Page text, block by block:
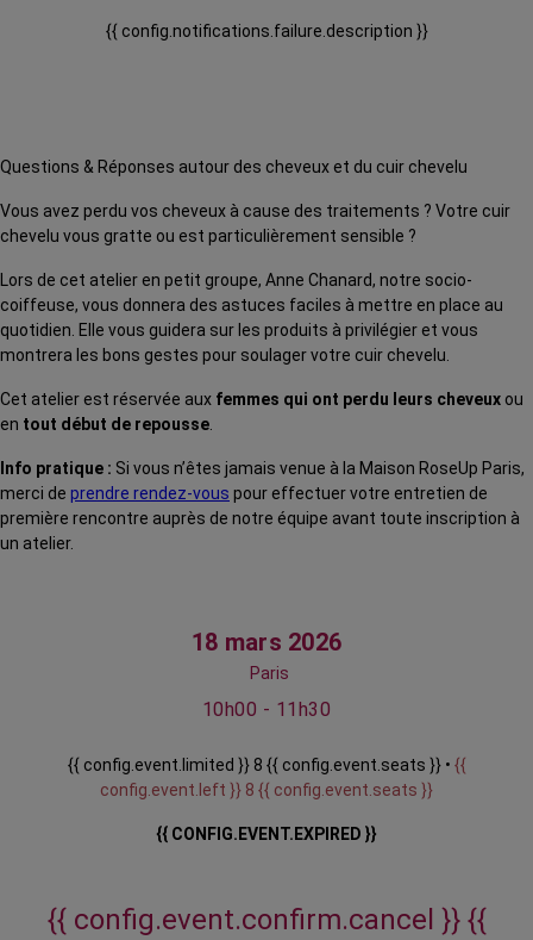
{{ config.notifications.failure.description }}
Questions & Réponses autour des cheveux et du cuir chevelu
Vous avez perdu vos cheveux à cause des traitements ? Votre cuir
chevelu vous gratte ou est particulièrement sensible ?
Lors de cet atelier en petit groupe, Anne Chanard, notre socio-
coiffeuse, vous donnera des astuces faciles à mettre en place au
quotidien. Elle vous guidera sur les produits à privilégier et vous
montrera les bons gestes pour soulager votre cuir chevelu.
Cet atelier est réservée aux femmes qui ont perdu leurs cheveux ou
en tout début de repousse.
Info pratique : Si vous n’êtes jamais venue à la Maison RoseUp Paris,
merci de prendre rendez-vous pour effectuer votre entretien de
première rencontre auprès de notre équipe avant toute inscription à
un atelier.
18 mars 2026
Paris
10h00 - 11h30
{{ config.event.limited }} 8 {{ config.event.seats }} • {{
config.event.left }} 8 {{ config.event.seats }}
{{ CONFIG.EVENT.EXPIRED }}
{{ config.event.confirm.cancel }} {{